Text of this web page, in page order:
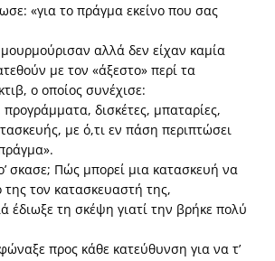
«για το πράγμα εκείνο που σας
αλλά δεν είχαν καμία
με τον «άξεστο» περί τα
ο οποίος συνέχισε:
προγράμματα, δισκέτες, μπαταρίες,
με ό,τι εν πάση περιπτώσει
σκασε; Πώς μπορεί μια κατασκευή να
της τον κατασκευαστή της,
έδιωξε τη σκέψη γιατί την βρήκε πολύ
προς κάθε κατεύθυνση για να τ’